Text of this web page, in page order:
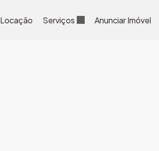
Anunciar Imóvel
Serviços
Locação